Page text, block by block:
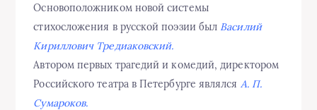
Основоположником новой системы
стихосложения в русской поэзии был Василий
Кириллович Тредиаковский.
Автором первых трагедий и комедий, директором
Российского театра в Петербурге являлся А. П.
Сумароков.